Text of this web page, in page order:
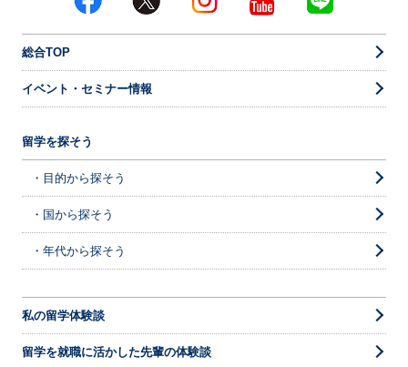
総合TOP
イベント・セミナー情報
留学を探そう
・目的から探そう
・国から探そう
・年代から探そう
私の留学体験談
留学を就職に活かした先輩の体験談